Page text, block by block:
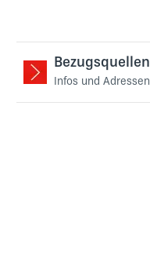
Bezugsquellen
Infos und Adressen